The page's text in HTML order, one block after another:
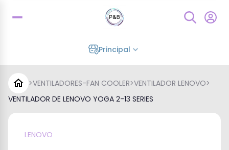
Principal
>VENTILADORES-FAN COOLER>VENTILADOR LENOVO>
VENTILADOR DE LENOVO YOGA 2-13 SERIES
LENOVO